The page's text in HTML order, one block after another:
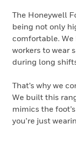
The Honeywell
being not only
comfortable.
workers to wear
during long
That’s why we
We built this
mimics the
you’re just